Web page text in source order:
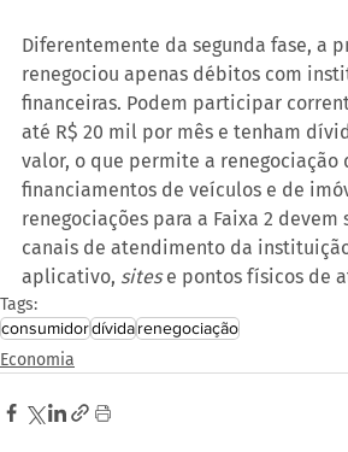
Diferentemente da segunda fase, a
renegociou apenas débitos com
financeiras. Podem participar
até R$ 20 mil por mês e tenham
valor, o que permite a renegociação
financiamentos de veículos e de
renegociações para a Faixa 2 devem
canais de atendimento da
aplicativo, sites e pontos físicos de
Tags:
consumidordívidarenegociação
Economia